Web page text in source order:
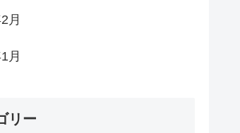
月
月
リー